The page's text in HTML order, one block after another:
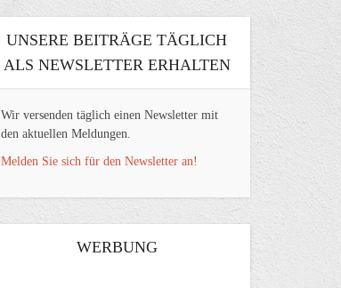
UNSERE BEITRÄGE TÄGLICH
ALS NEWSLETTER ERHALTEN
Wir versenden täglich einen Newsletter mit
den aktuellen Meldungen.
Melden Sie sich für den Newsletter an!
WERBUNG